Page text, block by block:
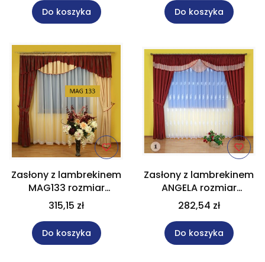
Do koszyka Do koszyka
Zasłony z lambrekinem
MAG133 rozmiar
250x280 cm
315,15 zł
Do koszyka
Zasłony z lambrekinem
ANGELA rozmiar
250x280 cm
282,54 zł
Do koszyka